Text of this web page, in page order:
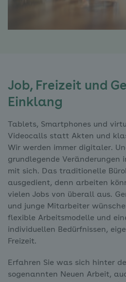
Job, Freizeit und
Einklang
Tablets, Smartphones und
Videocalls statt Akten und
Wir werden immer digitaler.
grundlegende Veränderungen
mit sich. Das traditionelle
ausgedient, denn arbeiten
vielen Jobs von überall aus.
und junge Mitarbeiter
flexible Arbeitsmodelle und
individuellen Bedürfnissen,
Freizeit.
Erfahren Sie was sich hinter
sogenannten Neuen Arbeit,